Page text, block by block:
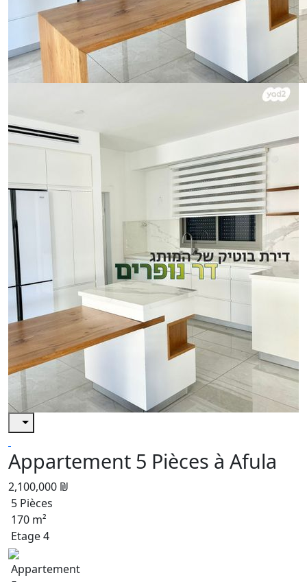
Appartement 5 Pièces à Afula
2,100,000 ₪
5 Pièces
170 m²
Etage 4
Appartement